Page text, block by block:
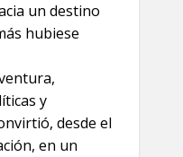
un destino
hubiese
y
desde el
en un